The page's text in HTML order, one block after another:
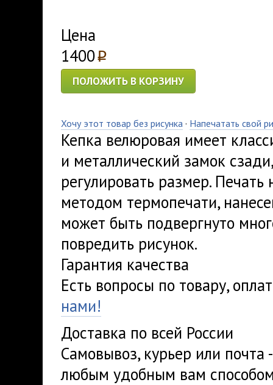
Цена
1400p
ПОЛОЖИТЬ В КОРЗИНУ
Хочу этот товар без рисунка · Напечатать свой
Кепка велюровая имеет
и металлический замок
регулировать размер.
методом термопечати,
может быть подвергнуто
повредить рисунок.
Гарантия качества
Есть вопросы по товару,
нами!
Доставка по всей России
Самовывоз, курьер или
любым удобным вам